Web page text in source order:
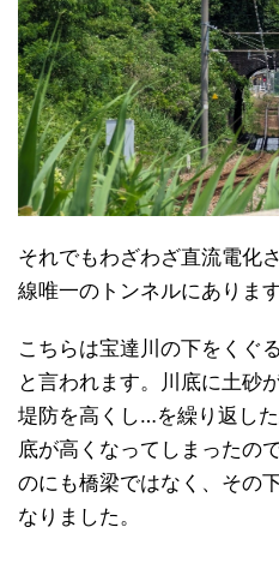
それでもわざわざ直流電化
線唯一のトンネルにあります
こちらは宝達川の下をくぐ
と言われます。川底に土砂
堤防を高くし…を繰り返し
底が高くなってしまったの
のにも橋梁ではなく、その
なりました。